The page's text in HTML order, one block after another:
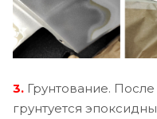
3. Грунтование.
грунтуется